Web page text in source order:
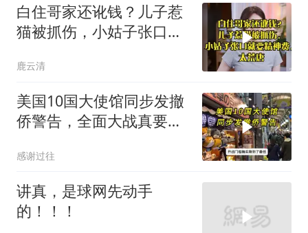
白住哥家还讹钱？儿子惹
猫被抓伤，小姑子张口就
鹿云清
美国10国大使馆同步发撤
侨警告，全面大战真要来
感谢过往
讲真，是球网先动手
的！！！